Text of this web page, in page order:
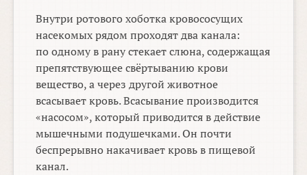
Внутри ротового хоботка кровососущих
насекомых рядом проходят два канала:
по одному в рану стекает слюна, содержащая
препятствующее свёртыванию крови
вещество, а через другой животное
всасывает кровь. Всасывание производится
«насосом», который приводится в действие
мышечными подушечками. Он почти
беспрерывно накачивает кровь в пищевой
канал.